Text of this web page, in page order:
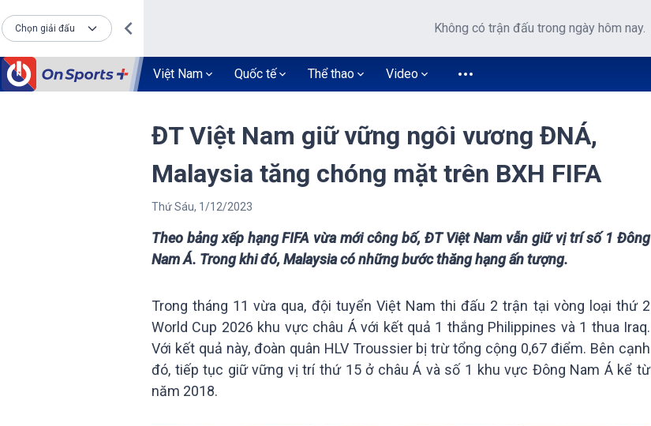
Chọn giải đấu Không có trận đấu trong ngày hôm nay.
Việt Nam Quốc tế Thể thao Video
ĐT Việt Nam giữ vững ngôi vương ĐNÁ,
Malaysia tăng chóng mặt trên BXH FIFA
Thứ Sáu, 1 /12/2023
Theo bảng xếp hạng FIFA vừa mới công bố, ĐT Việt Nam vẫn giữ vị trí số 1 Đông
Nam Á. Trong khi đó, Malaysia có những bước thăng hạng ấn tượng.
Trong tháng 11 vừa qua, đội tuyển Việt Nam thi đấu 2 trận tại vòng loại thứ 2
World Cup 2026 khu vực châu Á với kết quả 1 thắng Philippines và 1 thua Iraq.
Với kết quả này, đoàn quân HLV Troussier bị trừ tổng cộng 0,67 điểm. Bên cạnh
đó, tiếp tục giữ vững vị trí thứ 15 ở châu Á và số 1 khu vực Đông Nam Á kể từ
năm 2018.